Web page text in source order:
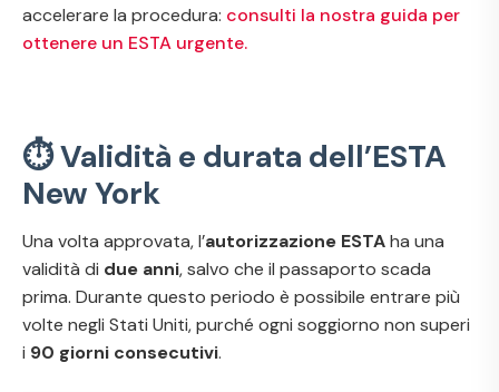
accelerare la procedura: consulti la nostra guida per
ottenere un ESTA urgente.
⏱️ Validità e durata dell’ESTA
New York
Una volta approvata, l’autorizzazione ESTAha una
validità di due anni, salvo che il passaporto scada
prima. Durante questo periodo è possibile entrare più
volte negli Stati Uniti, purché ogni soggiorno non superi
i 90 giorni consecutivi.